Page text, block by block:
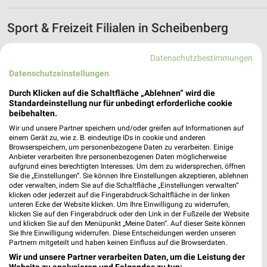
Sport & Freizeit Filialen in Scheibenberg
GmbH in Scheibenberg und Umgebung findest Du alles zum
Thema Sport & Freizeit. Finde hier Filialen und Öffnungszeiten.
Aktuelle Prospekte für Scheibenberg und
Umgebung
18 Prospekte
hagebaumarkt Lidl
Datenschutzbestimmungen
Datenschutzeinstellungen
Durch Klicken auf die Schaltfläche „Ablehnen“ wird die
Standardeinstellung nur für unbedingt erforderliche cookie
beibehalten.
Wir und unsere Partner speichern und/oder greifen auf Informationen auf
einem Gerät zu, wie z. B. eindeutige IDs in cookie und anderen
Browserspeichern, um personenbezogene Daten zu verarbeiten. Einige
Anbieter verarbeiten Ihre personenbezogenen Daten möglicherweise
aufgrund eines berechtigten Interesses. Um dem zu widersprechen, öffnen
Sie die „Einstellungen“. Sie können Ihre Einstellungen akzeptieren, ablehnen
oder verwalten, indem Sie auf die Schaltfläche „Einstellungen verwalten“
klicken oder jederzeit auf die Fingerabdruck-Schaltfläche in der linken
unteren Ecke der Website klicken. Um Ihre Einwilligung zu widerrufen,
klicken Sie auf den Fingerabdruck oder den Link in der Fußzeile der Website
und klicken Sie auf den Menüpunkt „Meine Daten“. Auf dieser Seite können
Sie Ihre Einwilligung widerrufen. Diese Entscheidungen werden unseren
Partnern mitgeteilt und haben keinen Einfluss auf die Browserdaten.
Wir und unsere Partner verarbeiten Daten, um die Leistung der